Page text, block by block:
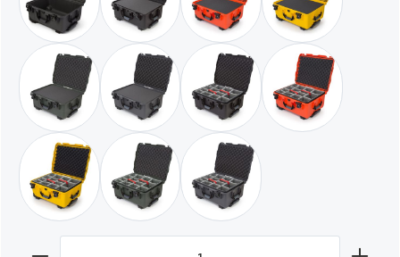
graphit / leer schwarz / mit Würfelschaumstoff
orange / mit Würfelschaumstoff
gelb / mit
militär grün / mit Würfelschaumstoff
graphit / mit Würfelschaumstoff
schwarz / mit gepolsterten
orange / mit
gelb / mit gepolsterten Trennern und Deckelschaumstoff
militär grün / mit gepolsterten Trennern und
graphit / mit gepolsterten
Produkt Anzahl: Gib den gewünschten Wert ein oder